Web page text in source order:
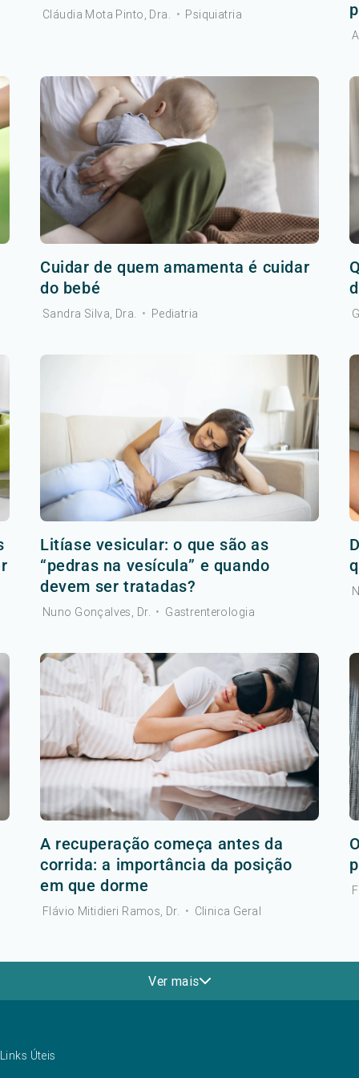
Cláudia Mota Pinto, Dra. • Psiquiatria
Cuidar de quem amamenta é cuidar
do bebé
Sandra Silva, Dra. • Pediatria
Litíase vesicular: o que são as
“pedras na vesícula” e quando
devem ser tratadas?
Nuno Gonçalves, Dr. • Gastrenterologia
A recuperação começa antes da
corrida: a importância da posição
em que dorme
Flávio Mitidieri Ramos, Dr. • Clinica Geral
Ver mais
Links Úteis